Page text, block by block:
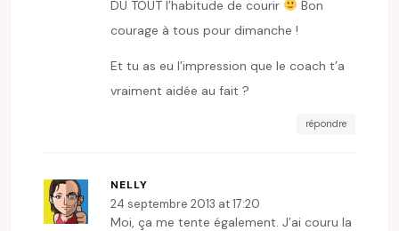
DU TOUT l’habitude de courir
Bon
courage à tous pour dimanche !
Et tu as eu l’impression que le coach t’a
vraiment aidée au fait ?
répondre
NELLY
24 septembre 2013 at 17:20
Moi, ça me tente également. J’ai couru la